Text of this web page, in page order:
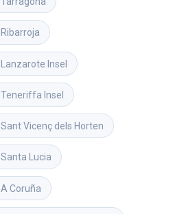
Ribarroja
Lanzarote Insel
Teneriffa Insel
Sant Vicenç dels Horten
Santa Lucia
A Coruña